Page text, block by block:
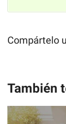
Compártelo
También